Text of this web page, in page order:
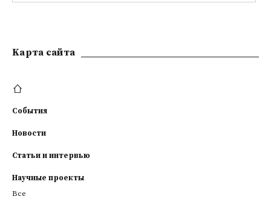
Kарта сайта
События
Новости
Статьи и интервью
Научные проекты
Все